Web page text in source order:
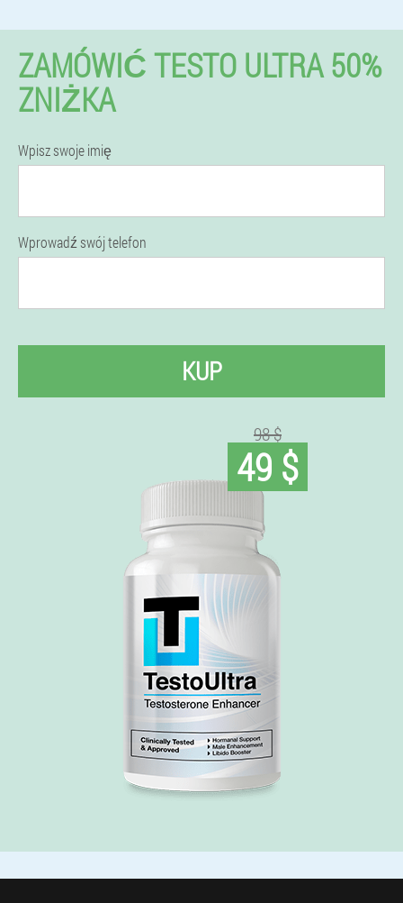
ZAMÓWIĆ TESTO ULTRA 50%
ZNIŻKA
Wpisz swoje imię
Wprowadź swój telefon
KUP
98 $
49 $